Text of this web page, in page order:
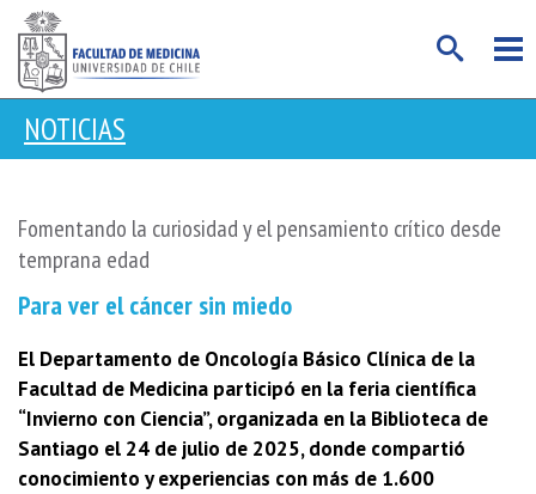
NOTICIAS
Fomentando la curiosidad y el pensamiento crítico desde
temprana edad
Para ver el cáncer sin miedo
El Departamento de Oncología Básico Clínica de la
Facultad de Medicina participó en la feria científica
“Invierno con Ciencia”, organizada en la Biblioteca de
Santiago el 24 de julio de 2025, donde compartió
conocimiento y experiencias con más de 1.600